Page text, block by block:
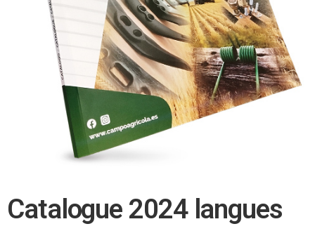
Catalogue 2024 langues